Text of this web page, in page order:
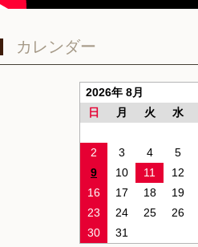
カレンダー
2026年 8月
日
月 火 水
2
3 4 5
9
10 11 12
16
17 18 19
23
24 25 26
30
31